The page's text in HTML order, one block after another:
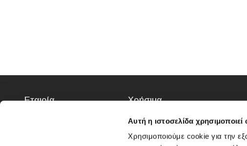
Αυτή η ιστοσελίδα χρησιμοποιεί
Χρησιμοποιούμε cookie για την
Εταιρία Χρήσιμα
Συχνές ερωτήσεις
Χρόνος Παράδοσης
Τρόποι Πληρωμής